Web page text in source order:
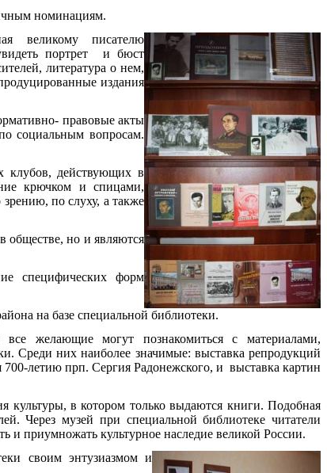
номинациям.
великому писателю
портрет и бюст
литература о нем,
издания
правовые акты
социальным вопросам.
клубов, действующих в
крючком и спицами,
по слуху, а также
обществе, но и являются
специфических форм
на базе специальной библиотеки.
все желающие могут познакомиться с материалами,
Среди них наиболее значимые: выставка репродукций
летию прп. Сергия Радонежского, и выставка картин
в котором только выдаются книги. Подобная
Через музей при специальной библиотеке читатели
и приумножать культурное наследие великой России.
своим энтузиазмом и